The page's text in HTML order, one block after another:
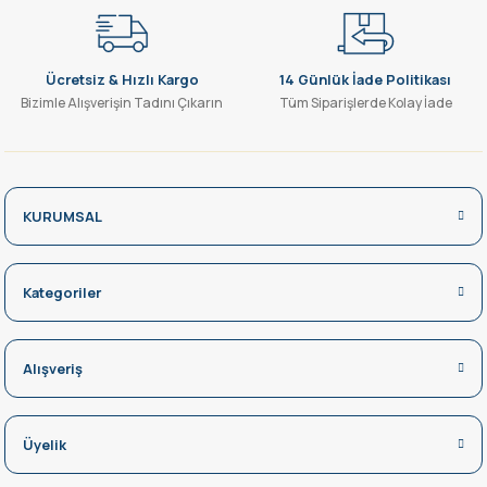
Ücretsiz & Hızlı Kargo
Bizimle Alışverişin Tadını Çıkarın
14 Günlük İade Politikası
Tüm Siparişlerde Kolay İade
KURUMSAL
Kategoriler
Alışveriş
Üyelik